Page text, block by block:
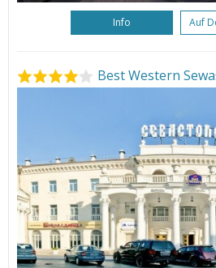
Info Auf
Best Western